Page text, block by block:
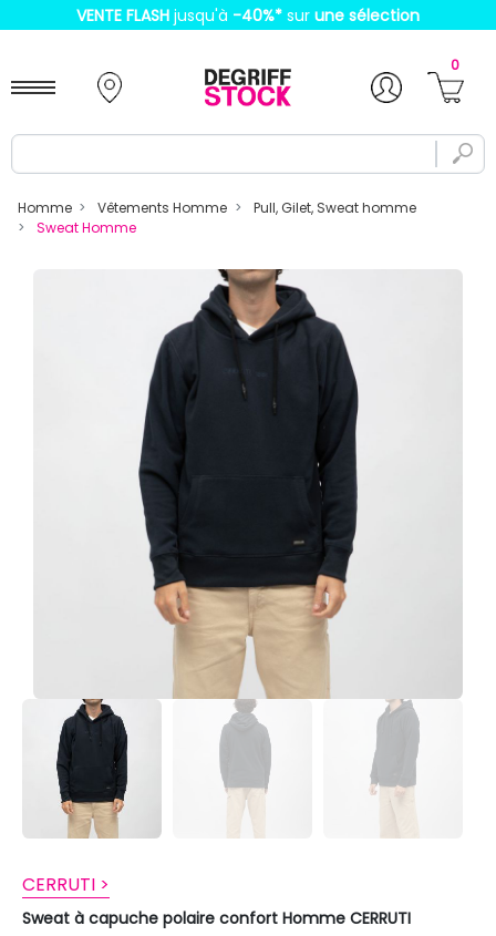
VENTE FLASH jusqu'à -40%* sur une sélection
0
Homme Vêtements Homme
Pull, Gilet, Sweat homme
Sweat Homme
CERRUTI >
Sweat à capuche polaire confort Homme CERRUTI